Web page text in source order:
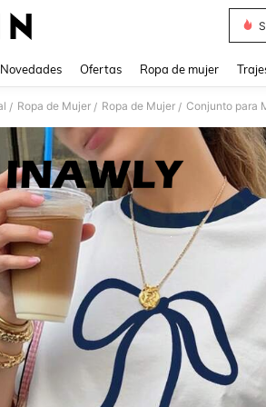
Novedades Ofertas Ropa de mujer
/ Ropa de Mujer / Ropa de Mujer / Conjunto para